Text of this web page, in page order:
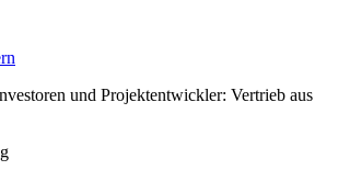
und Projektentwickler: Vertrieb aus